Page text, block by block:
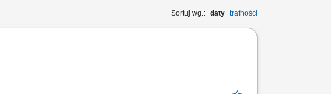
Sortuj wg.: daty trafności